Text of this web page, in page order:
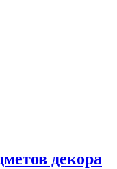
декора